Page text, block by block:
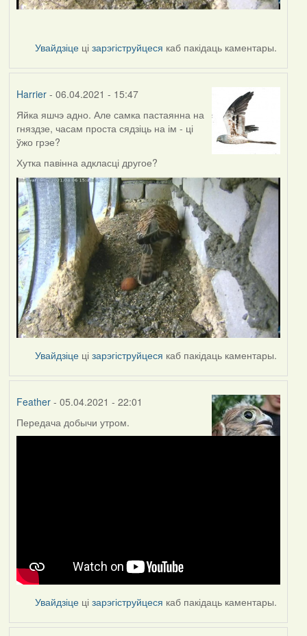
Увайдзіце цізарэгіструйцеся каб пакідаць каментары.
Harrier- 06.04.2021 - 15:47
Яйка яшчэ адно. Але самка пастаянна на
гняздзе, часам проста сядзіць на ім - ці
ўжо грэе?
Хутка павінна адкласці другое?
Увайдзіце цізарэгіструйцеся каб пакідаць каментары.
Feather- 05.04.2021 - 22:01
Передача добычи утром.
Увайдзіце цізарэгіструйцеся каб пакідаць каментары.